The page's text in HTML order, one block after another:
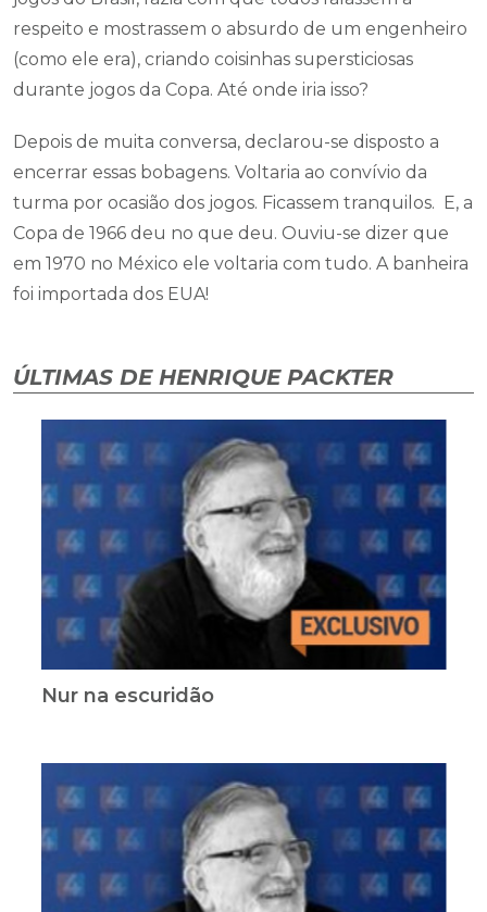
respeito e mostrassem o absurdo de um engenheiro
(como ele era), criando coisinhas supersticiosas
durante jogos da Copa. Até onde iria isso?
Depois de muita conversa, declarou-se disposto a
encerrar essas bobagens. Voltaria ao convívio da
turma por ocasião dos jogos. Ficassem tranquilos. E, a
Copa de 1966 deu no que deu. Ouviu-se dizer que
em 1970 no México ele voltaria com tudo. A banheira
foi importada dos EUA!
ÚLTIMAS DE HENRIQUE PACKTER
Nur na escuridão